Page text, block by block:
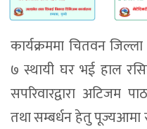
कार्यक्रममा चितवन
७ स्थायी घर भई हाल
सपरिवारद्वारा अटिजम
तथा सम्बर्धन हेतु पूज्यआमा